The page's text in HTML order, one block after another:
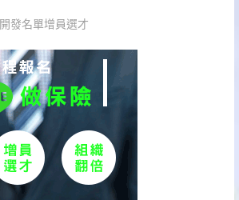
開發名單增員選才